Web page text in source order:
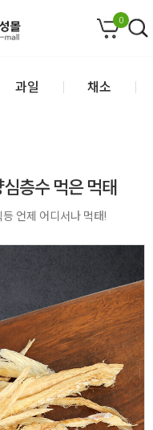
0
과일 채소
층수 먹은 먹태
언제 어디서나 먹태!